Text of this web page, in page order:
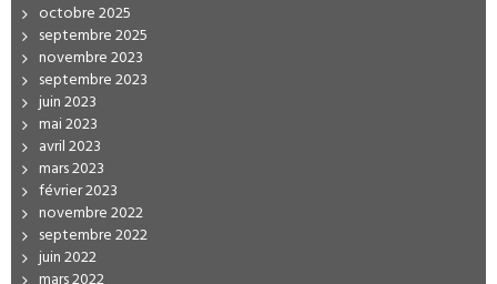
octobre 2025
septembre 2025
novembre 2023
septembre 2023
juin 2023
mai 2023
avril 2023
mars 2023
février 2023
novembre 2022
septembre 2022
juin 2022